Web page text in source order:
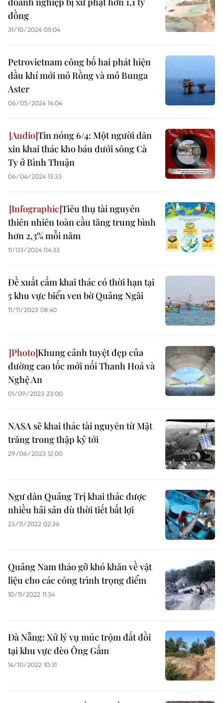
đồng
31/10/2024 05:04
Petrovietnam công bố hai phát hiện
dầu khí mới mỏ Rồng và mỏ Bunga
Aster
06/05/2024 14:04
Tin nóng 6/4: Một người dân
xin khai thác kho báu dưới sông Cà
Ty ở Bình Thuận
06/04/2024 13:33
Tiêu thụ tài nguyên
thiên nhiên toàn cầu tăng trung bình
hơn 2,3% mỗi năm
11/03/2024 04:33
Đề xuất cấm khai thác có thời hạn tại
5 khu vực biển ven bờ Quảng Ngãi
11/11/2023 08:40
Khung cảnh tuyệt đẹp của
đường cao tốc mới nối Thanh Hoá và
Nghệ An
01/09/2023 23:00
NASA sẽ khai thác tài nguyên từ Mặt
trăng trong thập kỷ tới
29/06/2023 12:00
Ngư dân Quảng Trị khai thác được
nhiều hải sản dù thời tiết bất lợi
23/11/2022 02:36
Quảng Nam tháo gỡ khó khăn về vật
liệu cho các công trình trọng điểm
10/11/2022 11:34
Đà Nẵng: Xử lý vụ múc trộm đất đồi
tại khu vực đèo Ông Gấm
14/10/2022 10:31